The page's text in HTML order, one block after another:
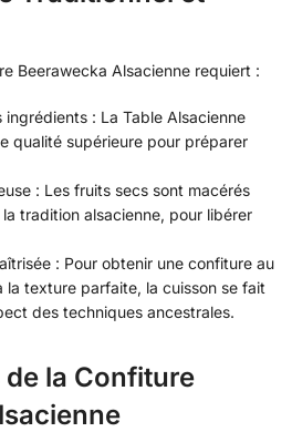
Beerawecka Alsacienne requiert :
: La Table Alsacienne
qualité supérieure pour préparer
: Les fruits secs sont macérés
tradition alsacienne, pour libérer
: Pour obtenir une confiture au
texture parfaite, la cuisson se fait
des techniques ancestrales.
de la Confiture